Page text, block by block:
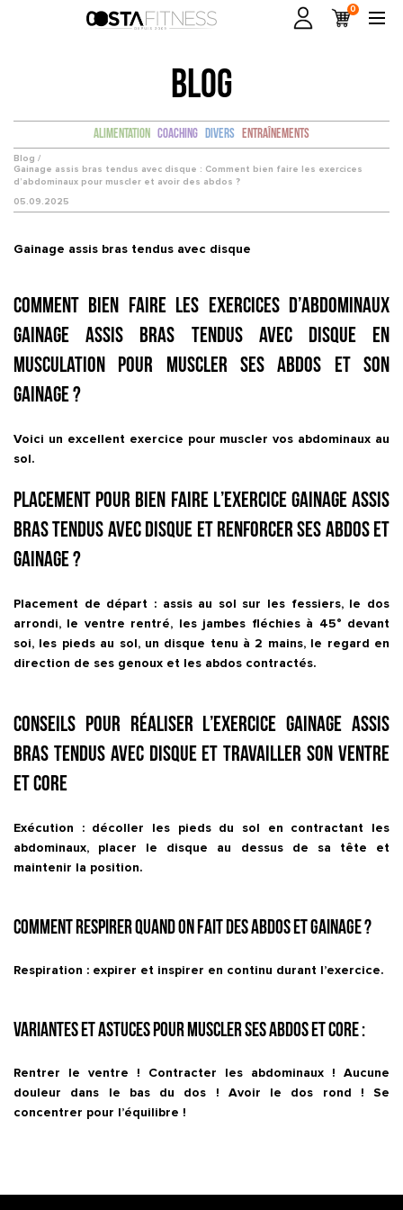
0
BLOG
Alimentation Coaching Divers Entraînements
Blog /
Gainage assis bras tendus avec disque : Comment bien faire les exercices
d’abdominaux pour muscler et avoir des abdos ?
05.09.2025
Gainage assis bras tendus avec disque
Comment bien faire les exercices d’abdominaux
Gainage assis bras tendus avec disque en
musculation pour muscler ses abdos et son
gainage ?
Voici un excellent exercice pour muscler vos abdominaux au
sol.
Placement pour bien faire l’exercice Gainage assis
bras tendus avec disque et renforcer ses abdos et
gainage ?
Placement de départ : assis au sol sur les fessiers, le dos
arrondi, le ventre rentré, les jambes fléchies à 45° devant
soi, les pieds au sol, un disque tenu à 2 mains, le regard en
direction de ses genoux et les abdos contractés.
Conseils pour réaliser l’exercice Gainage assis
bras tendus avec disque et travailler son ventre
et core
Exécution : décoller les pieds du sol en contractant les
abdominaux, placer le disque au dessus de sa tête et
maintenir la position.
Comment respirer quand on fait des abdos et gainage ?
Respiration : expirer et inspirer en continu durant l’exercice.
Variantes et astuces pour muscler ses abdos et core :
Rentrer le ventre ! Contracter les abdominaux ! Aucune
douleur dans le bas du dos ! Avoir le dos rond ! Se
concentrer pour l’équilibre !